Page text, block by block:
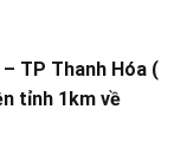
TP Thanh Hóa (
tỉnh 1km về